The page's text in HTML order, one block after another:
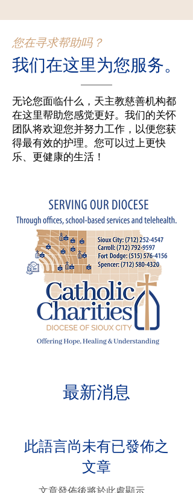
您在寻求帮助吗？
我们在这里为您服务。
无论您面临什么，天主教慈善机构都
在这里帮助您感觉更好。我们的关怀
团队将欢迎您并努力工作，以便您获
得最有效的护理。您可以过上更快
乐、更健康的生活！
最新消息
此語言尚未有已發佈之
文章
文章發佈後將於此處顯示。